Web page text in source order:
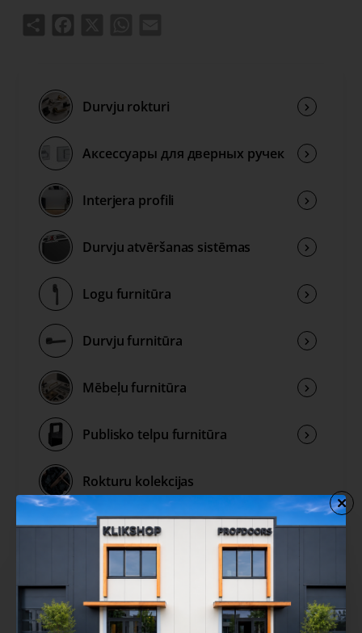
Durvju rokturi
Аксессуары для дверных ручек
Interjera profili
Durvju atvēršanas sistēmas
Logu furnitūra
Durvju furnitūra
Mēbeļu furnitūra
Publisko telpu furnitūra
Rokturu kolekcijas
Izpārdošana